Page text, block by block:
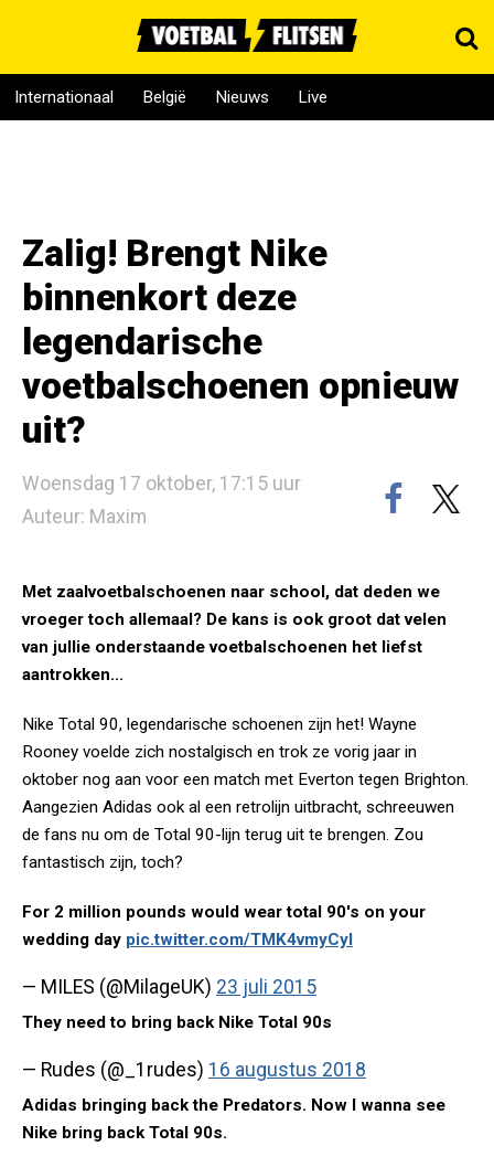
Internationaal België Nieuws Live
Zalig! Brengt Nike
binnenkort deze
legendarische
voetbalschoenen opnieuw
uit?
Woensdag 17 oktober, 17:15 uur
Auteur: Maxim
Met zaalvoetbalschoenen naar school, dat deden we
vroeger toch allemaal? De kans is ook groot dat velen
van jullie onderstaande voetbalschoenen het liefst
aantrokken...
Nike Total 90, legendarische schoenen zijn het! Wayne
Rooney voelde zich nostalgisch en trok ze vorig jaar in
oktober nog aan voor een match met Everton tegen Brighton.
Aangezien Adidas ook al een retrolijn uitbracht, schreeuwen
de fans nu om de Total 90-lijn terug uit te brengen. Zou
fantastisch zijn, toch?
For 2 million pounds would wear total 90's on your
wedding day pic.twitter.com/TMK4vmyCyl
— MILES (@MilageUK) 23 juli 2015
They need to bring back Nike Total 90s
— Rudes (@_1rudes) 16 augustus 2018
Adidas bringing back the Predators. Now I wanna see
Nike bring back Total 90s.